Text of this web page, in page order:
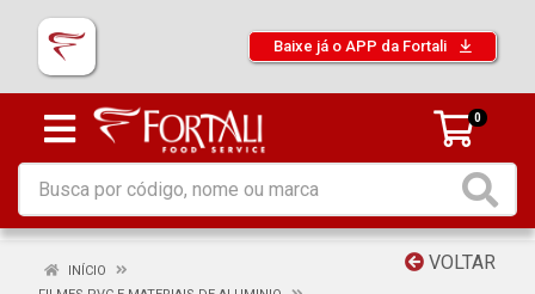
Baixe já o APP da Fortali
0
VOLTAR
INÍCIO